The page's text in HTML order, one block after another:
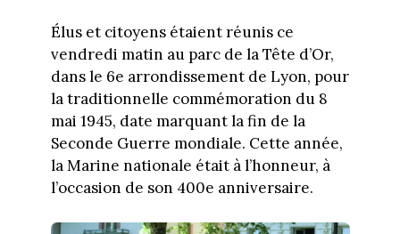
Élus et citoyens étaient réunis ce
vendredi matin au parc de la Tête d’Or,
dans le 6e arrondissement de Lyon, pour
la traditionnelle commémoration du 8
mai 1945, date marquant la fin de la
Seconde Guerre mondiale. Cette année,
la Marine nationale était à l’honneur, à
l’occasion de son 400e anniversaire.